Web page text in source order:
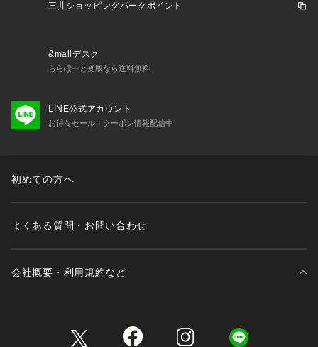
三井ショッピングパークポイント
&mallデスク
ららぽーと受取なら送料無料
LINE公式アカウント
お得なセール・クーポン情報配信中
初めての方へ
よくある質問・お問い合わせ
会社概要・利用規約など